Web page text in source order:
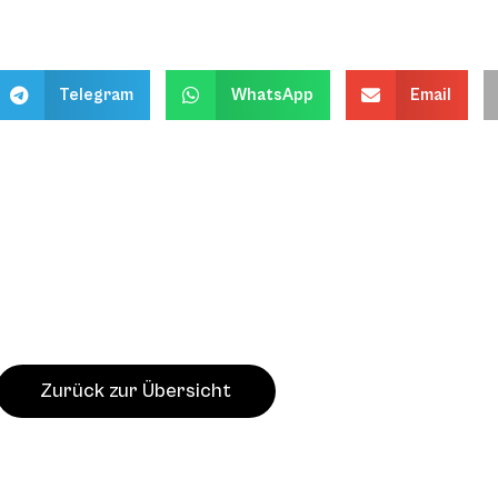
Telegram WhatsApp Email
Zurück zur Übersicht